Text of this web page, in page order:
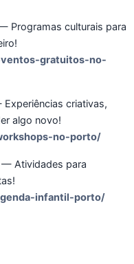
Programas culturais para
gratuitos-no-
criativas,
algo novo!
no-porto/
— Atividades para
infantil-porto/